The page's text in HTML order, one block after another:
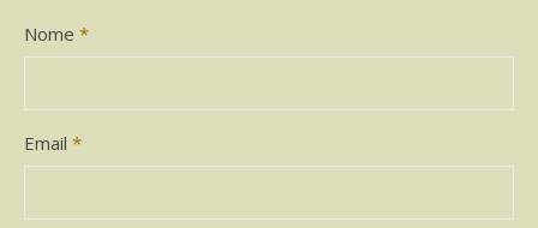
Nome *
Email *